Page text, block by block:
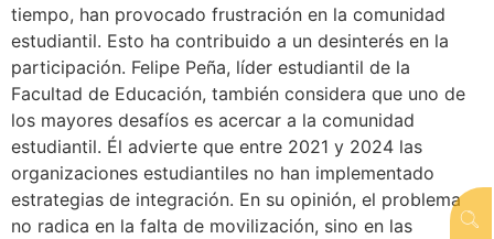
tiempo, han provocado frustración en la comunidad
estudiantil. Esto ha contribuido a un desinterés en la
participación. Felipe Peña, líder estudiantil de la
Facultad de Educación, también considera que uno de
los mayores desafíos es acercar a la comunidad
estudiantil. Él advierte que entre 2021 y 2024 las
organizaciones estudiantiles no han implementado
estrategias de integración. En su opinión, el problema
no radica en la falta de movilización, sino en las